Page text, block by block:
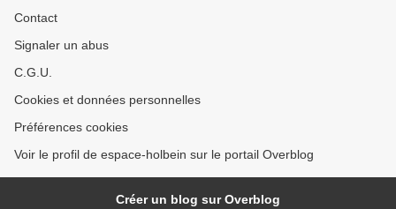
Contact
Signaler un abus
C.G.U.
Cookies et données personnelles
Préférences cookies
Voir le profil de espace-holbein sur le portail Overblog
Créer un blog sur Overblog